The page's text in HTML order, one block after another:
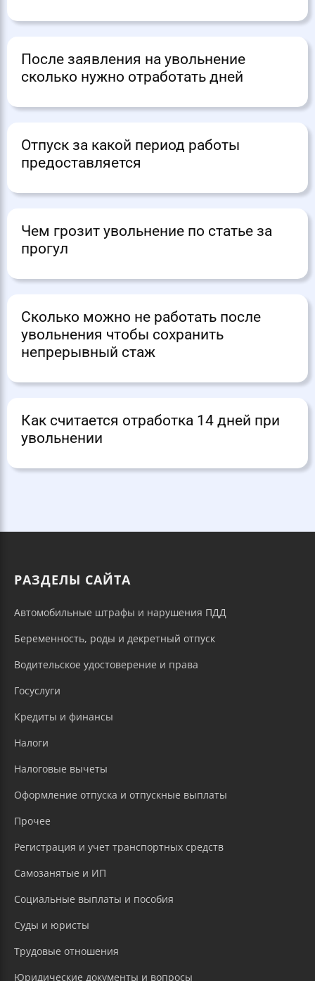
После заявления на увольнение
сколько нужно отработать дней
Отпуск за какой период работы
предоставляется
Чем грозит увольнение по статье за
прогул
Сколько можно не работать после
увольнения чтобы сохранить
непрерывный стаж
Как считается отработка 14 дней при
увольнении
РАЗДЕЛЫ САЙТА
Автомобильные штрафы и нарушения ПДД
Беременность, роды и декретный отпуск
Водительское удостоверение и права
Госуслуги
Кредиты и финансы
Налоги
Налоговые вычеты
Оформление отпуска и отпускные выплаты
Прочее
Регистрация и учет транспортных средств
Самозанятые и ИП
Социальные выплаты и пособия
Суды и юристы
Трудовые отношения
Юридические документы и вопросы